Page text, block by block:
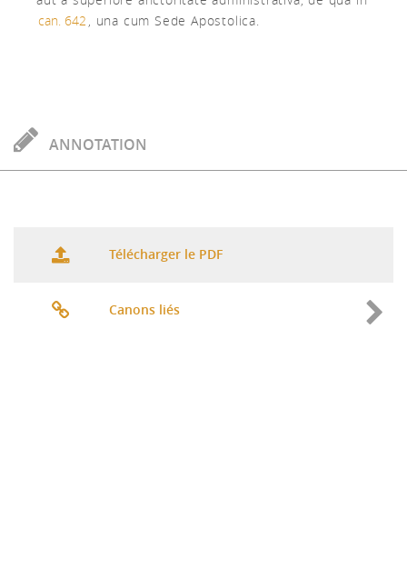
can. 642 , una cum Sede Apostolica.
ANNOTATION
Télécharger le PDF
Canons liés